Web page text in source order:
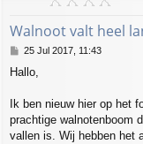
Walnoot valt heel
P
s
25 Jul 2017, 11:43
Hallo,
Ik ben nieuw hier op het
prachtige walnotenboom
vallen is. Wij hebben het